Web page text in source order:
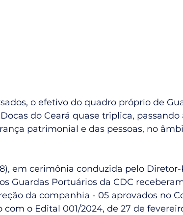
o efetivo do quadro próprio de
do Ceará quase triplica, passando
patrimonial e das pessoas, no
em cerimônia conduzida pelo
Guardas Portuários da CDC
da companhia - 05 aprovados no
o Edital 001/2024, de 27 de